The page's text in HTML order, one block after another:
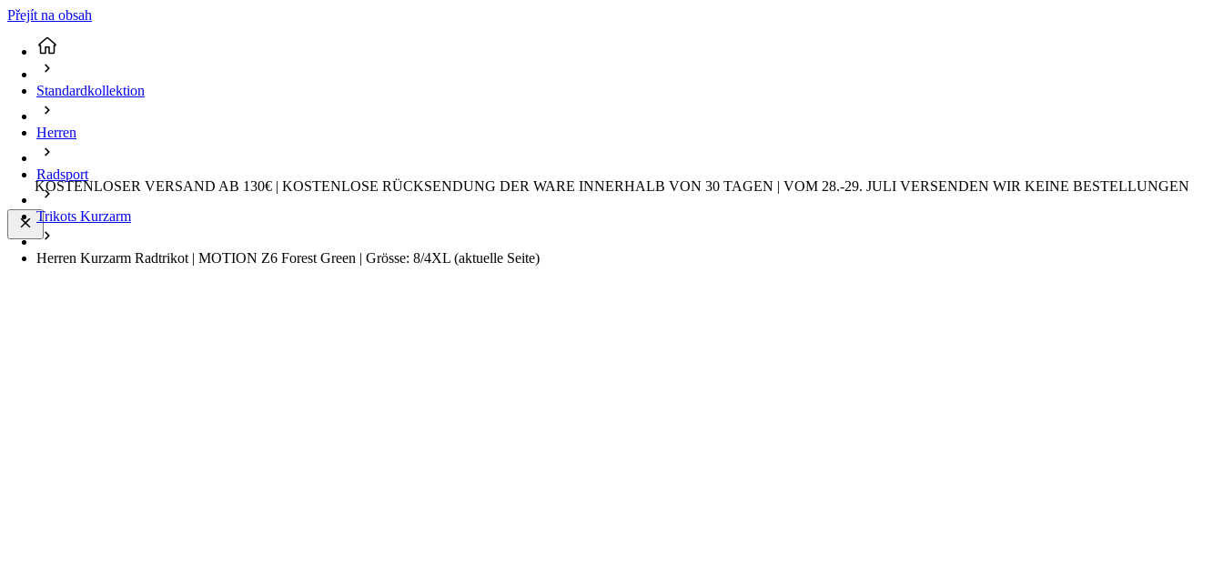
Přejít na obsah
KOSTENLOSER VERSAND AB 130€ | KOSTENLOSE RÜCKSENDUNG DER WARE INNERHALB VON 30 TAGEN | VOM 28.-29. JULI VERSENDEN WIR KEINE BESTELLUNGEN
Standardkollektion
Herren
Radsport
Trikots Kurzarm
Herren Kurzarm Radtrikot | MOTION Z6 Forest Green | Grösse: 8/4XL (aktuelle Seite)